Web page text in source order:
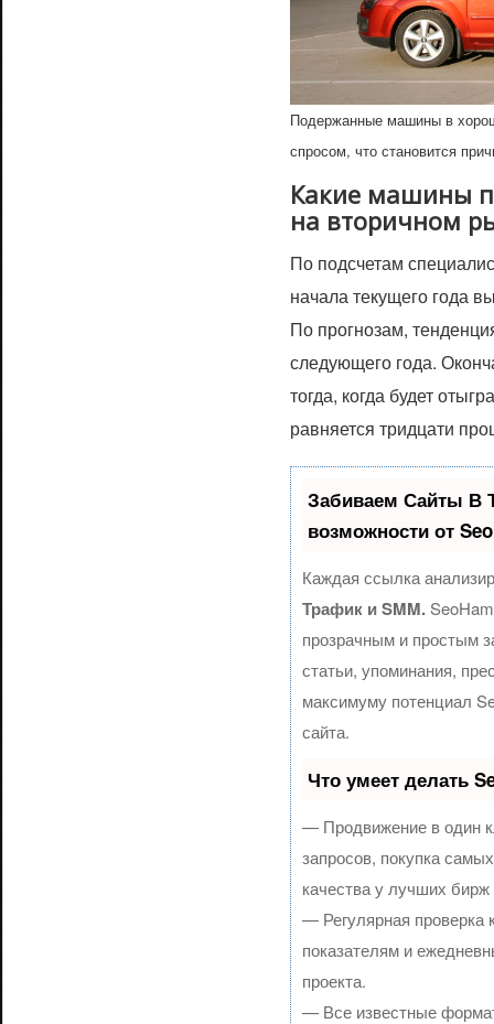
Подержанные машины в
спросом, что становится
Какие машины
на вторичном
По подсчетам
начала текущего года
По прогнозам,
следующего года.
тогда, когда будет
равняется тридцати
Забиваем Сайты
возможности от
Каждая ссылка
Трафик и SMM.
прозрачным и простым
статьи, упоминания,
максимуму потенциал
сайта.
Что умеет делать
— Продвижение в один
запросов, покупка
качества у лучших
— Регулярная проверка
показателям и
проекта.
— Все известные